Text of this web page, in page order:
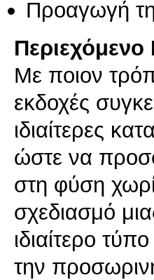
Προαγωγή
Με ποιον
εκδοχές
ιδιαίτερες
ώστε να
στη φύση
σχεδιασμό
ιδιαίτερο
την